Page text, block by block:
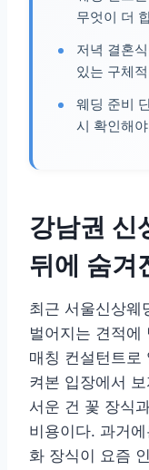
무엇이 더
저녁 결혼
있는 구체
웨딩 준비
시 확인해
강남권 신
뒤에 숨겨
최근 서울신상웨
벌어지는 견적에
매칭 컨설턴트로
켜본 입장에서
서운 건 꽃 장식
비용이다. 과거
화 장식이 요즘